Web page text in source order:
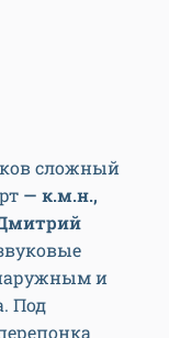
сложный
— к.м.н.,
и
Под